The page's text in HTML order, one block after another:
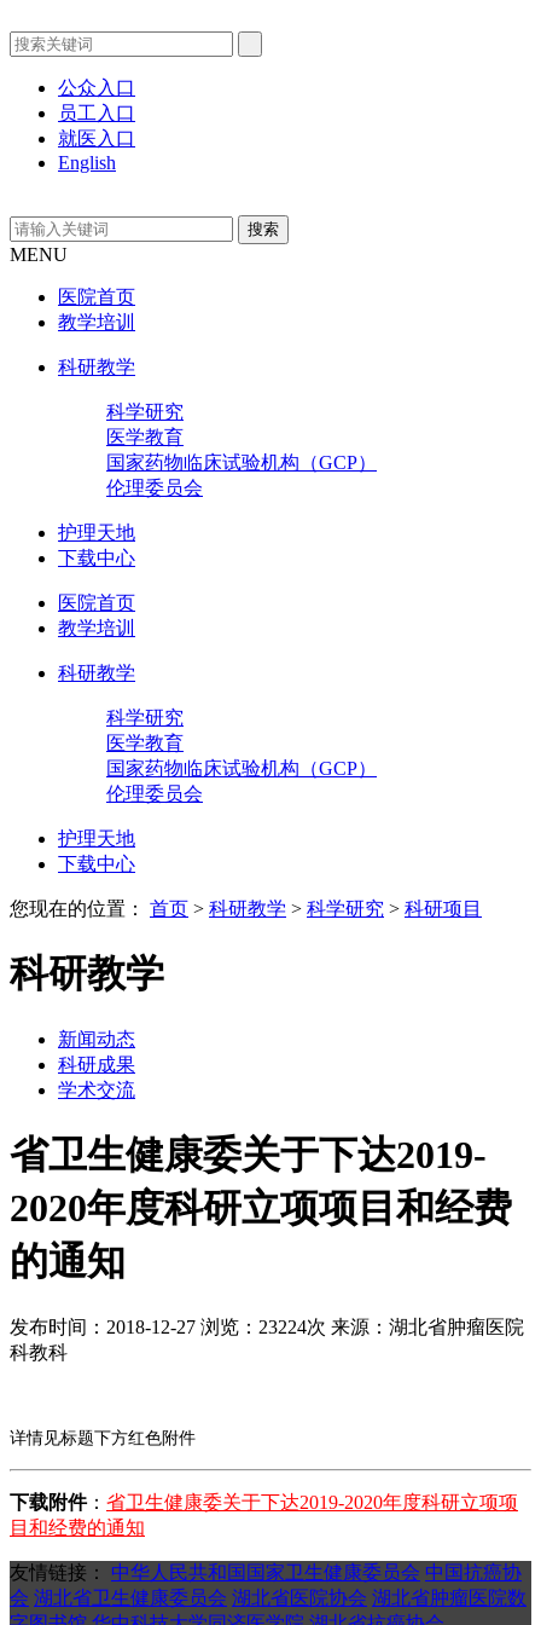
公众入口
员工入口
就医入口
English
MENU
医院首页
教学培训
科研教学
科学研究
医学教育
国家药物临床试验机构（GCP）
伦理委员会
护理天地
下载中心
医院首页
教学培训
科研教学
科学研究
医学教育
国家药物临床试验机构（GCP）
伦理委员会
护理天地
下载中心
您现在的位置： 首页 > 科研教学 > 科学研究 > 科研项目
科研教学
新闻动态
科研成果
学术交流
省卫生健康委关于下达2019-
2020年度科研立项项目和经费
的通知
发布时间：2018-12-27 浏览：23224次 来源：湖北省肿瘤医院
科教科
详情见标题下方红色附件
下载附件： 省卫生健康委关于下达2019-2020年度科研立项项
目和经费的通知
友情链接： 中华人民共和国国家卫生健康委员会 中国抗癌协
会 湖北省卫生健康委员会 湖北省医院协会 湖北省肿瘤医院数